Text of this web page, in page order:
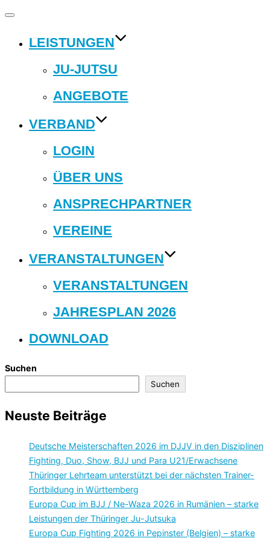
Navigation
LEISTUNGEN
JU-JUTSU
ANGEBOTE
VERBAND
LOGIN
ÜBER UNS
ANSPRECHPARTNER
VEREINE
VERANSTALTUNGEN
VERANSTALTUNGEN
JAHRESPLAN 2026
DOWNLOAD
Suchen
Suchen
Neuste Beiträge
Deutsche Meisterschaften 2026 im DJJV in den Disziplinen
Fighting, Duo, Show, BJJ und Para U21/Erwachsene
Thüringer Lehrteam unterstützt bei der nächsten Trainer-
Fortbildung in Württemberg
Europa Cup im BJJ / Ne-Waza 2026 in Rumänien – starke
Leistungen der Thüringer Ju-Jutsuka
Europa Cup Fighting 2026 in Pepinster (Belgien) – starke